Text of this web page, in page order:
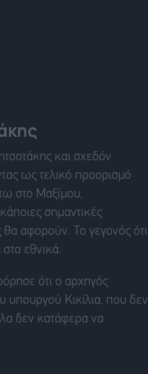
και σχεδόν
ως τελικό προορισμό
στο Μαξίμου,
σημαντικές
αφορούν. Το γεγονός ότι
εθνικά.
ότι ο αρχηγός
υπουργού Κικίλια, που δεν
δεν κατάφερα να